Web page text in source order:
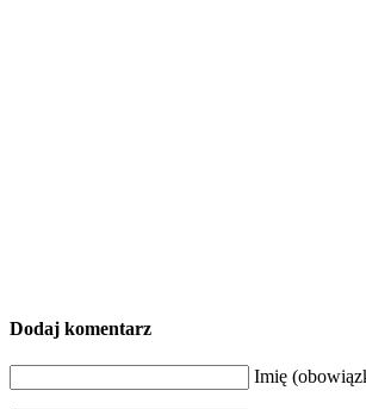
Dodaj komentarz
Imię